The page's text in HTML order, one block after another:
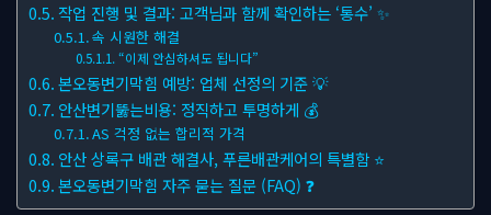
작업 진행 및 결과: 고객님과 함께 확인하는 ‘통수’ ✨
속 시원한 해결
“이제 안심하셔도 됩니다”
본오동변기막힘 예방: 업체 선정의 기준 💡
안산변기뚫는비용: 정직하고 투명하게 💰
AS 걱정 없는 합리적 가격
안산 상록구 배관 해결사, 푸른배관케어의 특별함 ⭐
본오동변기막힘 자주 묻는 질문 (FAQ) ❓